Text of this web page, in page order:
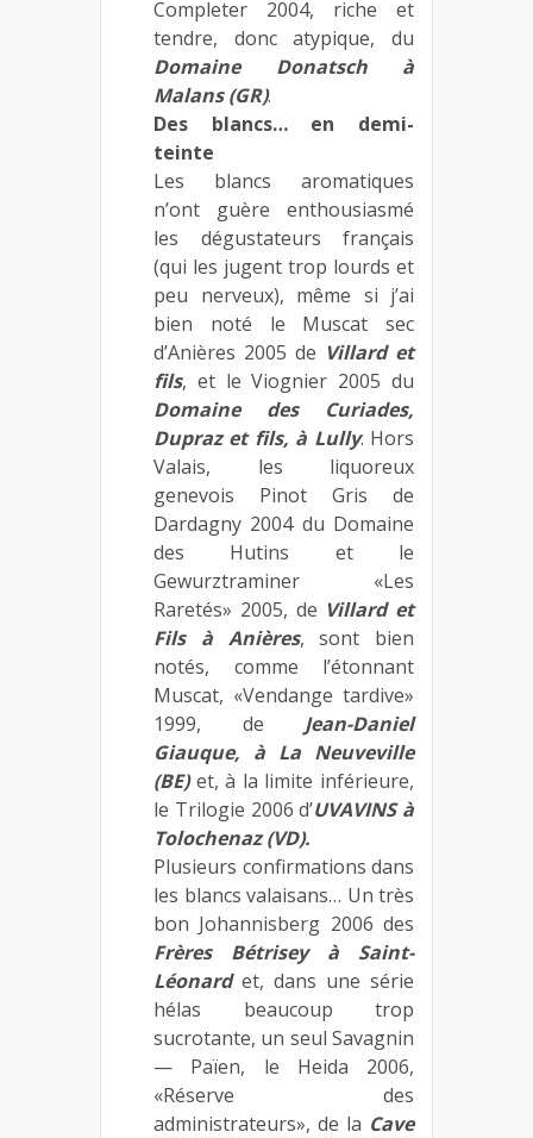
Completer 2004, riche et
tendre, donc atypique, du
Domaine Donatsch à
Malans (GR).
Des blancs… en demi-
teinte
Les blancs aromatiques
n’ont guère enthousiasmé
les dégustateurs français
(qui les jugent trop lourds et
peu nerveux), même si j’ai
bien noté le Muscat sec
d’Anières 2005 de Villard et
fils, et le Viognier 2005 du
Domaine des Curiades,
Dupraz et fils, à Lully. Hors
Valais, les liquoreux
genevois Pinot Gris de
Dardagny 2004 du Domaine
des Hutins et le
Gewurztraminer «Les
Raretés» 2005, de Villard et
Fils à Anières, sont bien
notés, comme l’étonnant
Muscat, «Vendange tardive»
1999, de Jean-Daniel
Giauque, à La Neuveville
(BE)et, à la limite inférieure,
le Trilogie 2006 d’UVAVINS à
Tolochenaz (VD).
Plusieurs confirmations dans
les blancs valaisans… Un très
bon Johannisberg 2006 des
Frères Bétrisey à Saint-
Léonardet, dans une série
hélas beaucoup trop
sucrotante, un seul Savagnin
— Païen, le Heida 2006,
«Réserve des
administrateurs», de la Cave